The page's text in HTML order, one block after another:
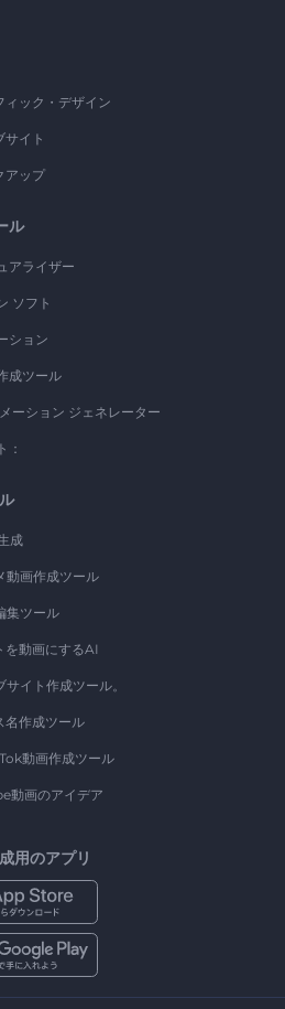
ィック・デザイン
サイト
アップ
ル
アライザー
ソフト
ション
成ツール
ーション ジェネレーター
：
成
動画作成ツール
集ツール
を動画にするAI
イト作成ツール。
名作成ツール
動画作成ツール
動画のアイデア
用のアプリ